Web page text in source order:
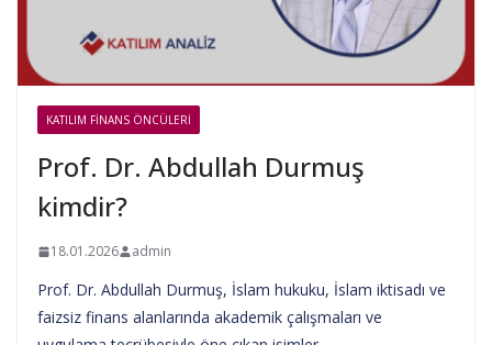
KATILIM FINANS ÖNCÜLERI
Prof. Dr. Abdullah Durmuş
kimdir?
18.01.2026 admin
Prof. Dr. Abdullah Durmuş, İslam hukuku, İslam iktisadı ve
faizsiz finans alanlarında akademik çalışmaları ve